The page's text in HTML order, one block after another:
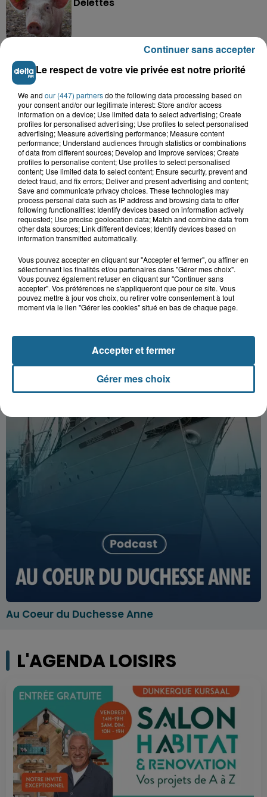
France Services "pour rapporter des...
7 août 2026
Inquiétude à Arques : Mathieu, 30 ans,
activement recherché
7 août 2026
Foot, Boulogne-sur-Mer : Grégory Thil,
un directeur sportif à...
NOS AUTRES PODCASTS
Au Coeur du Duchesse Anne
L'AGENDA LOISIRS
Le respect de votre vie privée est notre priorité
We and our (447) partnersdo the following data processing based on
your consent and/or our legitimate interest: Store and/or access
information on a device; Use limited data to select advertising; Create
profiles for personalised advertising; Use profiles to select personalised
advertising; Measure advertising performance; Measure content
performance; Understand audiences through statistics or combinations
of data from different sources; Develop and improve services; Create
profiles to personalise content; Use profiles to select personalised
content; Use limited data to select content; Ensure security, prevent and
detect fraud, and fix errors; Deliver and present advertising and content;
Save and communicate privacy choices. These technologies may
process personal data such as IP address and browsing data to offer
following functionalities: Identify devices based on information actively
requested; Use precise geolocation data; Match and combine data from
other data sources; Link different devices; Identify devices based on
information transmitted automatically.
Vous pouvez accepter en cliquant sur "Accepter et fermer", ou affiner en
sélectionnant les finalités et/ou partenaires dans "Gérer mes choix".
Vous pouvez également refuser en cliquant sur "Continuer sans
accepter". Vos préférences ne s'appliqueront que pour ce site. Vous
pouvez mettre à jour vos choix, ou retirer votre consentement à tout
moment via le lien "Gérer les cookies" situé en bas de chaque page.
Gérer mes choix
Accepter et fermer
Continuer sans accepter